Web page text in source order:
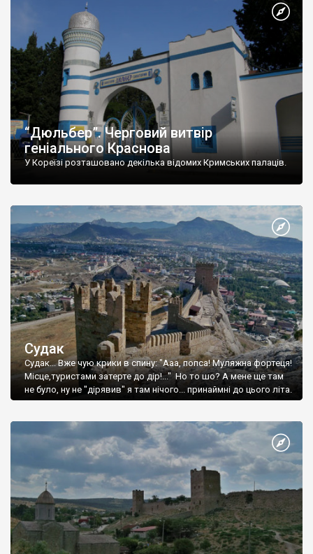
“Дюльбер”. Черговий витвір
геніального Краснова
У Кореїзі розташовано декілька відомих Кримських палаців.
Судак
Судак... Вже чую крики в спину: "Ааа, попса! Муляжна фортеця!
Місце,туристами затерте до дір!..." Но то шо? А мене ще там
не було, ну не "дірявив" я там нічого... принаймні до цього літа.